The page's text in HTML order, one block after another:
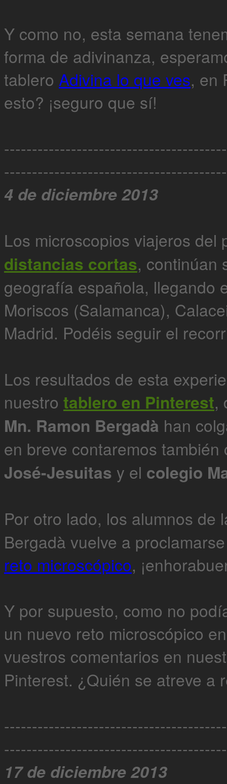
Y como no, esta semana
forma de adivinanza,
tablero Adivina lo que ves, en
esto? ¡seguro que sí!
4 de diciembre 2013
Los microscopios viajeros del
distancias cortas, continúan
geografía española, llegando
Moriscos (Salamanca),
Madrid. Podéis seguir el
Los resultados de esta
nuestro tablero en Pinterest,
Mn. Ramon Bergadà han
en breve contaremos
José-Jesuitas y el colegio
Por otro lado, los alumnos de
Bergadà vuelve a
reto microscópico,
Y por supuesto, como no
un nuevo reto microscópico
vuestros comentarios en
Pinterest. ¿Quién se atreve a
17 de diciembre 2013